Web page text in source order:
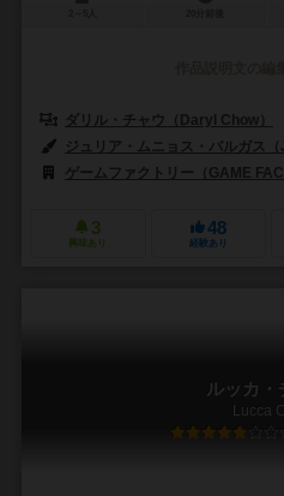
ダリル・チャウ（Daryl Chow）
ジュリア・ムニョス・バルガス
ゲームファクトリー（GAME
3
興味あり
48
経験あり
ルッカ・
Lucca